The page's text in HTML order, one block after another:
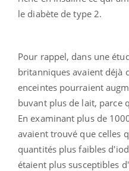
le diabète de type 2.
Pour rappel, dans une
britanniques avaient déjà
enceintes pourraient
buvant plus de lait, parce
En examinant plus de
avaient trouvé que celles
quantités plus faibles
étaient plus susceptibles